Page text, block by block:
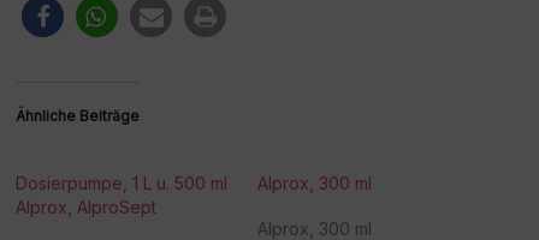
Ähnliche Beiträge
Dosierpumpe, 1 L u. 500 ml
Alprox, AlproSept
Alprox, 300 ml
Alprox, 300 ml